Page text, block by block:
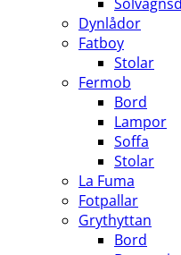
Dynlådor
Fatboy
Stolar
Fermob
Bord
Lampor
Soffa
Stolar
La Fuma
Fotpallar
Grythyttan
Bord